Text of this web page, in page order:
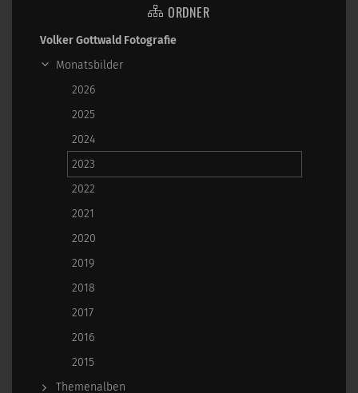
ORDNER
Volker Gottwald Fotografie
Monatsbilder
2026
2025
2024
2023
2022
2021
2020
2019
2018
2017
2016
2015
Themenalben